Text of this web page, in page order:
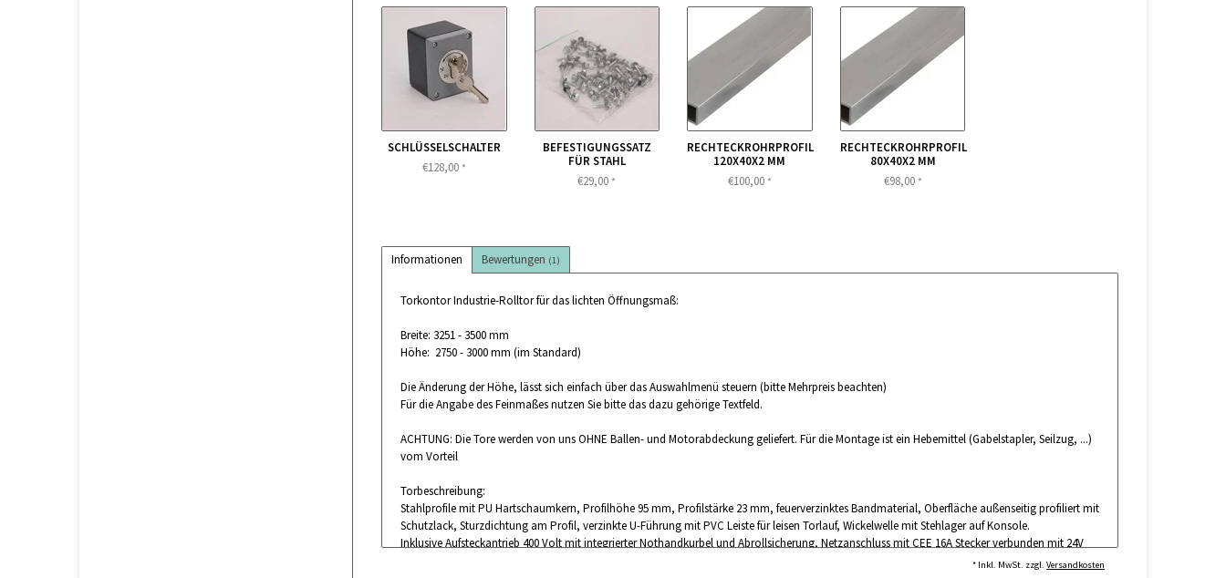
SCHLÜSSELSCHALTER
€128,00 *
BEFESTIGUNGSSATZ
FÜR STAHL
€29,00 *
RECHTECKROHRPROFIL
120X40X2 MM
€100,00 *
RECHTECKROHRPROFIL
80X40X2 MM
€98,00 *
Informationen Bewertungen (1)
Torkontor Industrie-Rolltor für das lichten Öffnungsmaß:
Breite: 3251 - 3500 mm
Höhe: 2750 - 3000 mm (im Standard)
Die Änderung der Höhe, lässt sich einfach über das Auswahlmenü steuern (bitte Mehrpreis beachten)
Für die Angabe des Feinmaßes nutzen Sie bitte das dazu gehörige Textfeld.
ACHTUNG: Die Tore werden von uns OHNE Ballen- und Motorabdeckung geliefert. Für die Montage ist ein Hebemittel (Gabelstapler, Seilzug, ...)
vom Vorteil
Torbeschreibung:
Stahlprofile mit PU Hartschaumkern, Profilhöhe 95 mm, Profilstärke 23 mm, feuerverzinktes Bandmaterial, Oberfläche außenseitig profiliert mit
Schutzlack, Sturzdichtung am Profil, verzinkte U-Führung mit PVC Leiste für leisen Torlauf, Wickelwelle mit Stehlager auf Konsole.
Inklusive Aufsteckantrieb 400 Volt mit integrierter Nothandkurbel und Abrollsicherung, Netzanschluss mit CEE 16A Stecker verbunden mit 24V
* Inkl. MwSt. zzgl. Versandkosten